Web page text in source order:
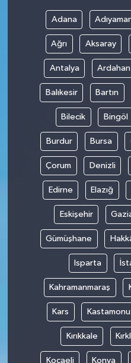
Adana
Ağrı Aksaray
Antalya Ardahan
Balıkesir Bartın
Bilecik Bingöl
Burdur Bursa
Çorum Denizli
Edirne Elazığ
Eskişehir
Gümüşhane
Isparta
Kahramanmaraş
Kars Kastamonu
Kırıkkale
Kocaeli Konya